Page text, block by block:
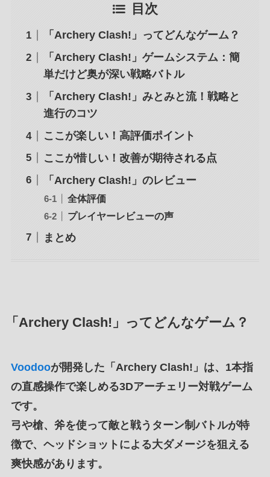
目次
「Archery Clash!」ってどんなゲーム？
「Archery Clash!」ゲームシステム：簡
単だけど奥が深い戦略バトル
「Archery Clash!」みとみと流！戦略と
進行のコツ
ここが楽しい！高評価ポイント
ここが惜しい！改善が期待される点
「Archery Clash!」のレビュー
全体評価
プレイヤーレビューの声
まとめ
「Archery Clash!」ってどんなゲーム？
Voodooが開発した「 Archery Clash! 」は、 1本指
の直感操作で楽しめる3Dアーチェリー対戦ゲーム
です。
弓や槍、 斧を使って敵と戦うターン制バトルが特
徴で、 ヘッドショット による大ダメージを狙える
爽快感があります。